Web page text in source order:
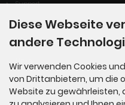
Support
Download
ARISS-Kontakt von ITIS Enrico
Diese Webseite
andere
Wir verwenden Cookies
von Drittanbietern, um die
Website zu gewährleisten,